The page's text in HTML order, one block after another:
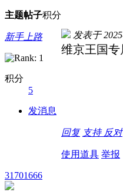
主题帖子积分
新手上路
积分
5
发消息
发表于
维京王国
回复 支持 反对
使用道具 举报
31701666